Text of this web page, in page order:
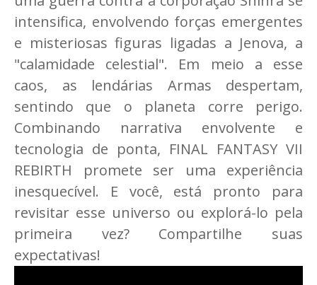
intensifica, envolvendo forças emergentes
e misteriosas figuras ligadas a Jenova, a
"calamidade celestial". Em meio a esse
caos, as lendárias Armas despertam,
sentindo que o planeta corre perigo.
Combinando narrativa envolvente e
tecnologia de ponta, FINAL FANTASY VII
REBIRTH promete ser uma experiência
inesquecível. E você, está pronto para
revisitar esse universo ou explorá-lo pela
primeira vez? Compartilhe suas
expectativas!